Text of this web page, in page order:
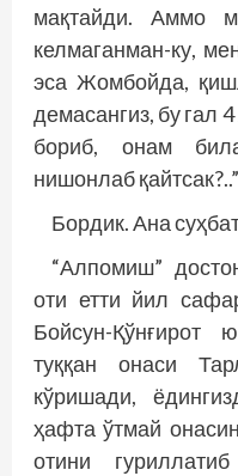
мақтайди. Аммо
келмаганман-ку,
эса Жомбойда,
демасангиз, бу гал
бориб, онам
нишонлаб қайтсак?..”
Бордик. Ана
“Алпомиш”
оти етти йил
Бойсун-Қўнғирот
туққан онаси
кўришади,
ҳафта ўтмай
отини